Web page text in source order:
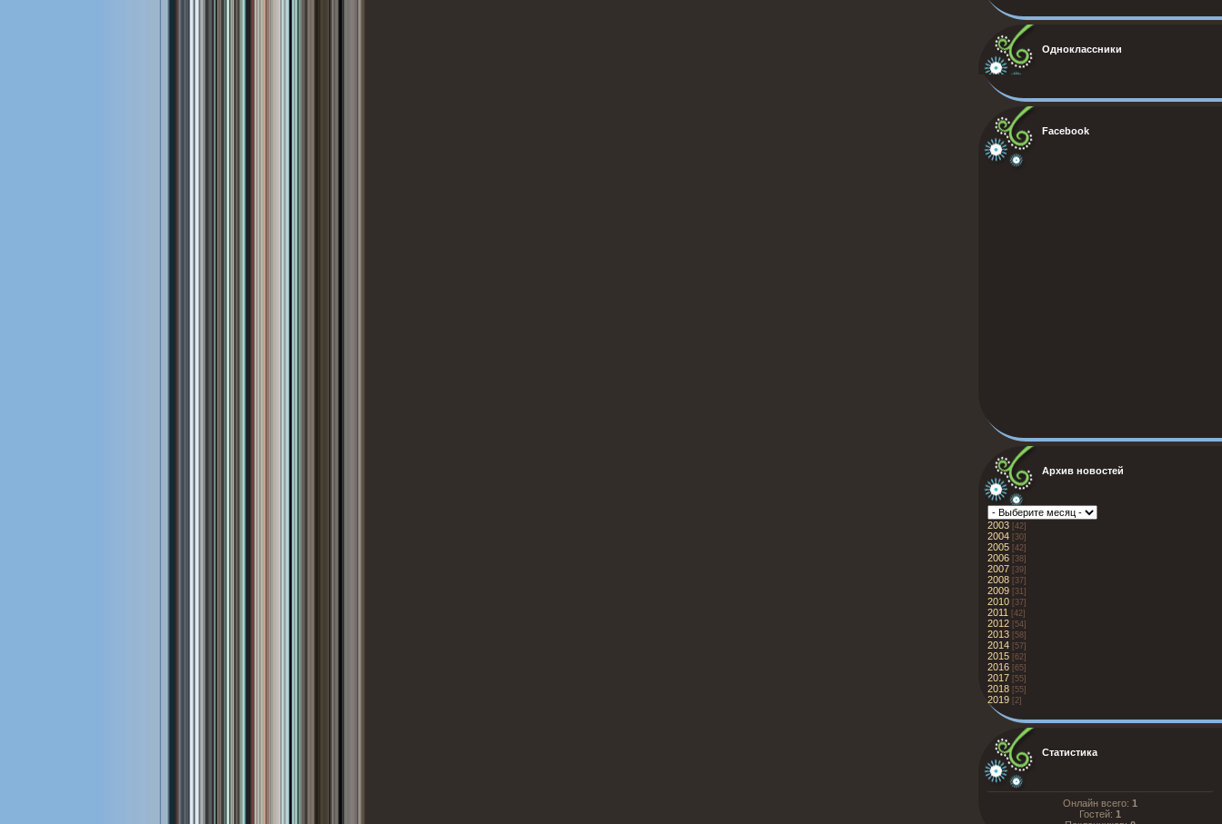
Одноклассники
Facebook
Архив новостей
2003 [42]
2004 [30]
2005 [42]
2006 [38]
2007 [39]
2008 [37]
2009 [31]
2010 [37]
2011 [42]
2012 [54]
2013 [58]
2014 [57]
2015 [62]
2016 [65]
2017 [55]
2018 [55]
2019 [2]
Статистика
Онлайн всего: 1
Гостей: 1